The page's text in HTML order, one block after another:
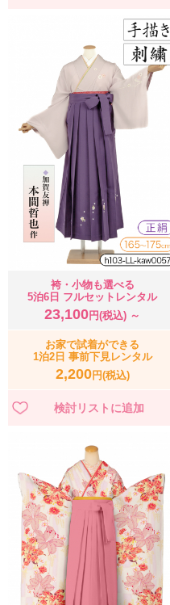
袴・小物も選べる
5泊6日 フルセットレンタル
23,100 円(税込) ～
お家で試着ができる
1泊2日 事前下見レンタル
2,200円(税込)